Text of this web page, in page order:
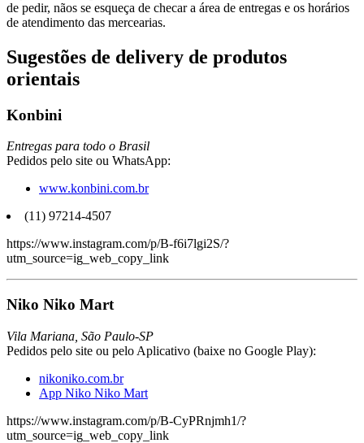
de pedir, nãos se esqueça de checar a área de entregas e os horários
de atendimento das mercearias.
Sugestões de delivery de produtos
orientais
Konbini
Entregas para todo o Brasil
Pedidos pelo site ou WhatsApp:
www.konbini.com.br
(11) 97214-4507
https://www.instagram.com/p/B-f6i7lgi2S/?
utm_source=ig_web_copy_link
Niko Niko Mart
Vila Mariana, São Paulo-SP
Pedidos pelo site ou pelo Aplicativo (baixe no Google Play):
nikoniko.com.br
App Niko Niko Mart
https://www.instagram.com/p/B-CyPRnjmh1/?
utm_source=ig_web_copy_link